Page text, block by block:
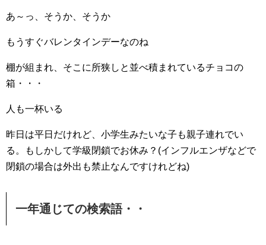
あ～っ、そうか、そうか
もうすぐバレンタインデーなのね
棚が組まれ、そこに所狭しと並べ積まれているチョコの
箱・・・
人も一杯いる
昨日は平日だけれど、小学生みたいな子も親子連れでい
る。もしかして学級閉鎖でお休み？(インフルエンザなどで
閉鎖の場合は外出も禁止なんですけれどね)
一年通じての検索語・・